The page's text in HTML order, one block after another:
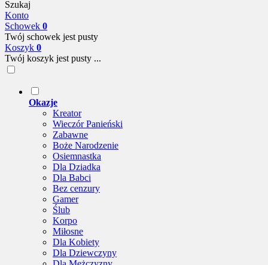
Szukaj
Konto
Schowek 0
Twój schowek jest pusty
Koszyk 0
Twój koszyk jest pusty ...
Okazje
Kreator
Wieczór Panieński
Zabawne
Boże Narodzenie
Osiemnastka
Dla Dziadka
Dla Babci
Bez cenzury
Gamer
Ślub
Korpo
Miłosne
Dla Kobiety
Dla Dziewczyny